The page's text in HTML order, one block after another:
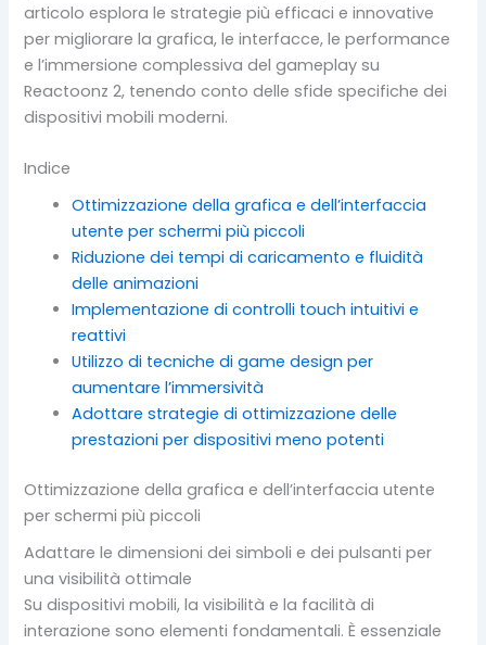
articolo esplora le strategie più efficaci e innovative
per migliorare la grafica, le interfacce, le performance
e l’immersione complessiva del gameplay su
Reactoonz 2, tenendo conto delle sfide specifiche dei
dispositivi mobili moderni.
Indice
Ottimizzazione della grafica e dell’interfaccia
utente per schermi più piccoli
Riduzione dei tempi di caricamento e fluidità
delle animazioni
Implementazione di controlli touch intuitivi e
reattivi
Utilizzo di tecniche di game design per
aumentare l’immersività
Adottare strategie di ottimizzazione delle
prestazioni per dispositivi meno potenti
Ottimizzazione della grafica e dell’interfaccia utente
per schermi più piccoli
Adattare le dimensioni dei simboli e dei pulsanti per
una visibilità ottimale
Su dispositivi mobili, la visibilità e la facilità di
interazione sono elementi fondamentali. È essenziale